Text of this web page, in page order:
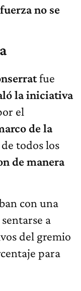
no se
fue
la iniciativa
el
de la
todos los
de manera
con una
a
del gremio
para